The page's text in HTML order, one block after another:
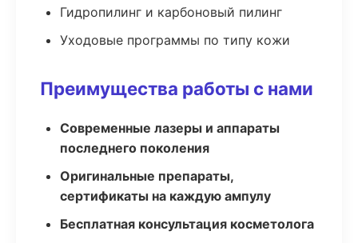
Гидропилинг и карбоновый пилинг
Уходовые программы по типу кожи
Преимущества работы с нами
Современные лазеры и аппараты
последнего поколения
Оригинальные препараты,
сертификаты на каждую ампулу
Бесплатная консультация косметолога